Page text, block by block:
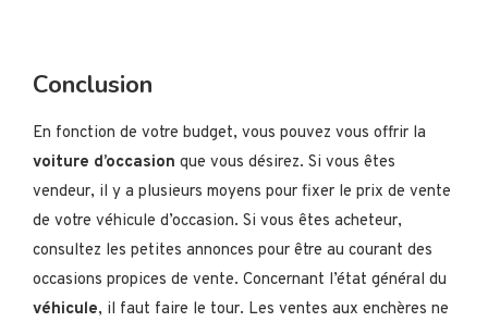
Conclusion
En fonction de votre budget, vous pouvez vous offrir la
voiture d’occasion que vous désirez. Si vous êtes
vendeur, il y a plusieurs moyens pour fixer le prix de vente
de votre véhicule d’occasion. Si vous êtes acheteur,
consultez les petites annonces pour être au courant des
occasions propices de vente. Concernant l’état général du
véhicule, il faut faire le tour. Les ventes aux enchères ne